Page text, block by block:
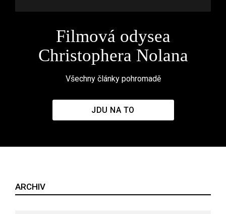
Filmová odysea
Christophera Nolana
Všechny články pohromadě
JDU NA TO
ARCHIV